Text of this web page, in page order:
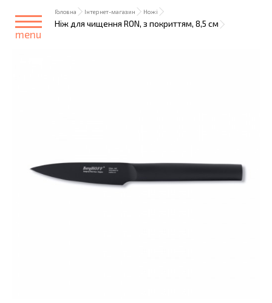
menu
Головна Інтернет-магазин Ножі
Ніж для чищення RON, з покриттям, 8,5 см